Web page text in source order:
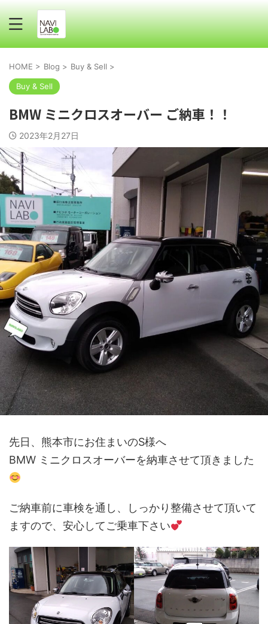
HOME > Blog > Buy & Sell >
Buy & Sell
BMW ミニクロスオーバー ご納車！！
2023年2月27日
先日、熊本市にお住まいのS様へ
BMW ミニクロスオーバーを納車させて頂きました
ご納車前に車検を通し、しっかり整備させて頂いて
ますので、安心してご乗車下さい